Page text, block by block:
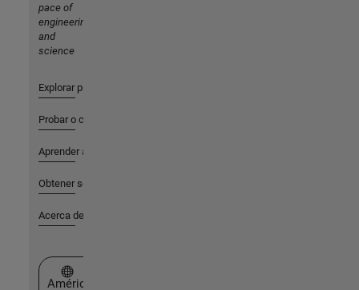
pace of
engineering
and
science
Explorar productos
Probar o comprar
Aprender a utilizar
Obtener soporte
Acerca de MathWorks
Seleccione un país/idioma
América